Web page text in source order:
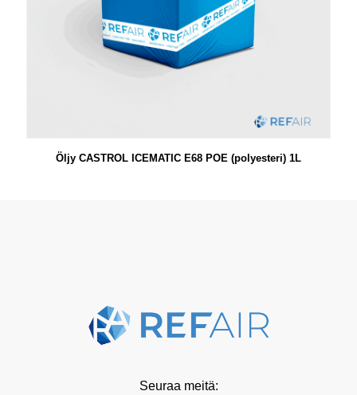
Öljy CASTROL ICEMATIC E68 POE (polyesteri) 1L
Seuraa meitä: